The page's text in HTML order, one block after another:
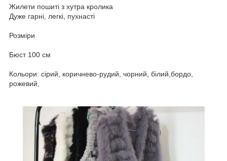
Жилети пошиті з хутра кролика
Дуже гарні, легкі, пухнасті
Розміри
Бюст 100 см
Кольори: сірий, коричнево-рудий, чорний, білий,бордо,
рожевий,